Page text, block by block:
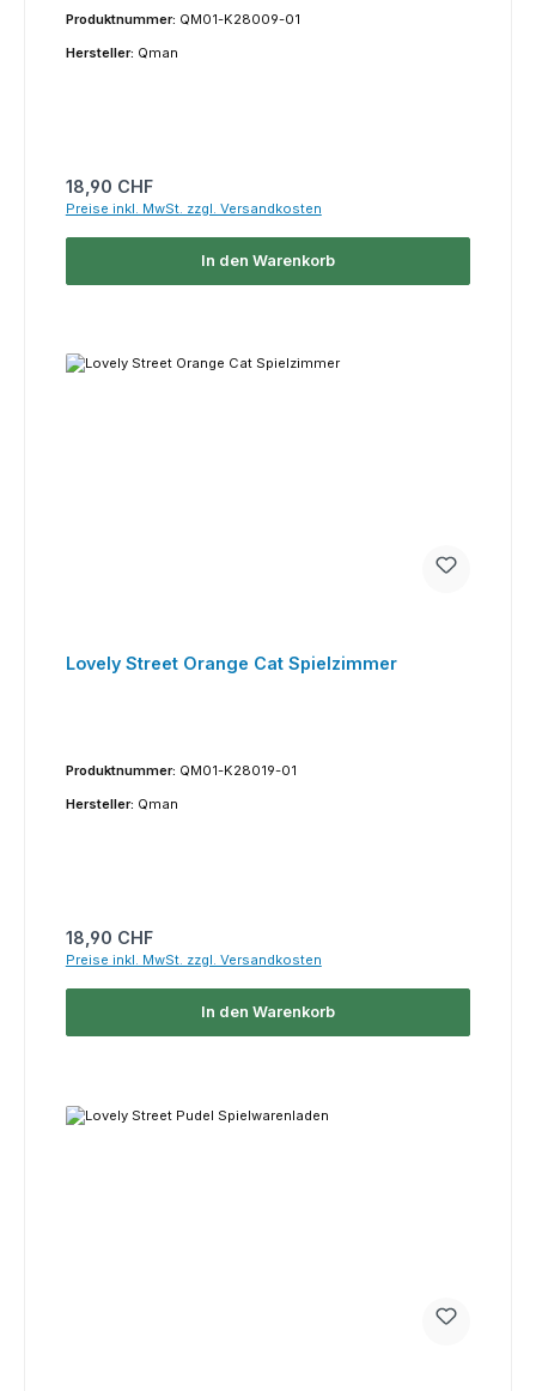
Produktnummer: QM01-K28009-01
Hersteller: Qman
Regulärer Preis:
18,90 CHF
Preise inkl. MwSt. zzgl. Versandkosten
In den Warenkorb
Lovely Street Orange Cat Spielzimmer
Produktnummer: QM01-K28019-01
Hersteller: Qman
Regulärer Preis:
18,90 CHF
Preise inkl. MwSt. zzgl. Versandkosten
In den Warenkorb